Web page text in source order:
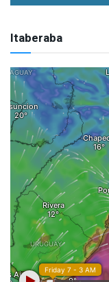
Itaberaba